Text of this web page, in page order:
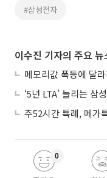
#삼성전자
이수진 기자의 주요 뉴
0